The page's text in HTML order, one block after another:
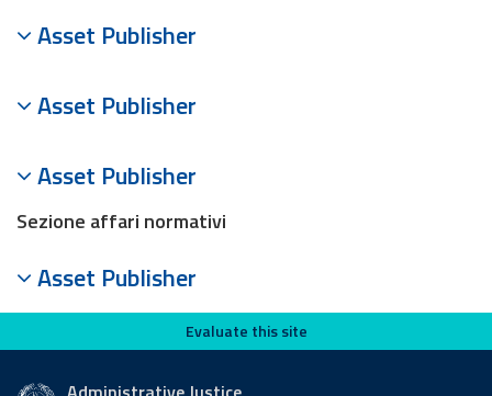
Asset Publisher
Asset Publisher
Asset Publisher
Sezione affari normativi
Asset Publisher
Evaluate this siteEvaluate this site